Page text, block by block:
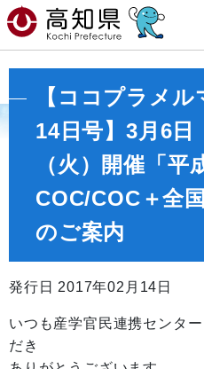
【ココプラメル
14日号】3月6日
（火）開催「平
COC/COC＋全
のご案内
発行日 2017年02月14日
いつも産学官民連携センタ
だき